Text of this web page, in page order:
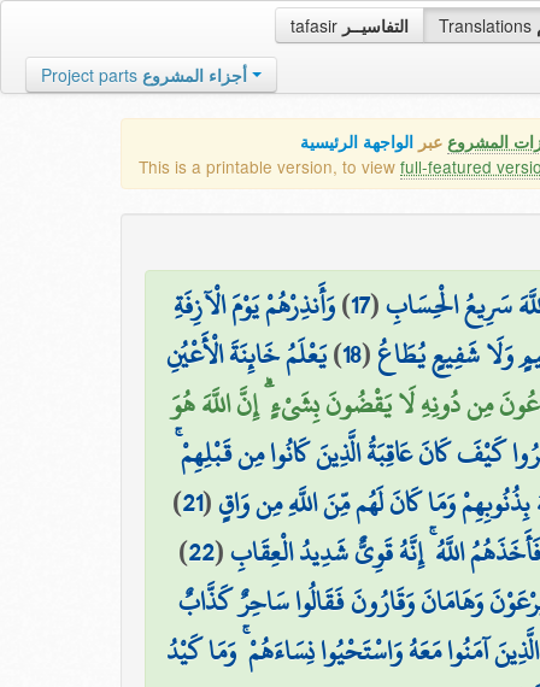
tafasir التفاسيــر Translations
Project parts أجزاء المشروع
المشروع عبر الواجهة الرئيسية
This is a printable version, to view full-featured
سَرِيعُ الْحِسَابِ(
17
)وَأَنذِرْهُمْ يَوْمَ الْآزِفَةِ
وَلَا شَفِيعٍ يُطَاعُ(
18
)يَعْلَمُ خَائِنَةَ الْأَعْيُنِ
مِن دُونِهِ لَا يَقْضُونَ بِشَيْءٍ ۗ إِنَّ اللَّهَ هُوَ
كَيْفَ كَانَ عَاقِبَةُ الَّذِينَ كَانُوا مِن قَبْلِهِمْ
وَمَا كَانَ لَهُم مِّنَ اللَّهِ مِن وَاقٍ(
21
)
اللَّهُ ۚ إِنَّهُ قَوِيٌّ شَدِيدُ الْعِقَابِ(
22
)
وَهَامَانَ وَقَارُونَ فَقَالُوا سَاحِرٌ كَذَّابٌ
آمَنُوا مَعَهُ وَاسْتَحْيُوا نِسَاءَهُمْ ۚ وَمَا كَيْدُ